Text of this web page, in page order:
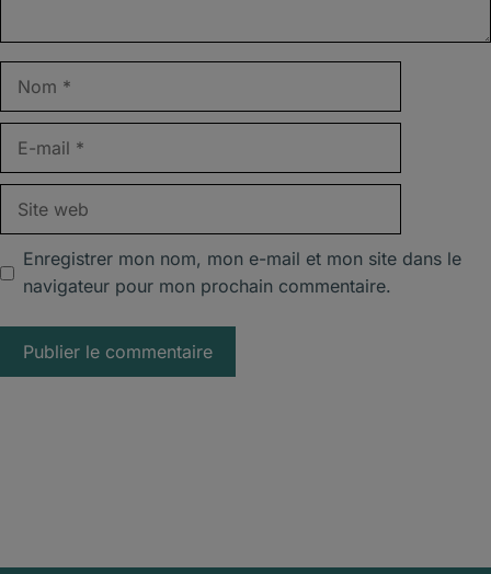
Enregistrer mon nom, mon e-mail et mon site dans le
navigateur pour mon prochain commentaire.